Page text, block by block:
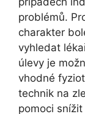
problémů.
charakter
vyhledat
úlevy je
vhodné
technik na
pomoci